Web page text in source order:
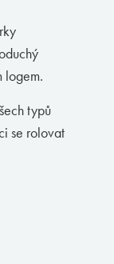
logem.
typů
se rolovat
novinky